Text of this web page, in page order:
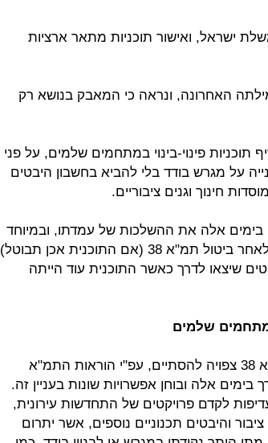
ישראל, ואישור תוכניות מתאר ארציות
את מילתה האחרונה, ונראה כי המאבק בנושא רק
פינוי-בינוי במתחמים שלמים, על פני
על מגרש בודד בלי להביא בחשבון היבטים
חינוך וגנים ציבוריים.
בימים אלה את ההשלכות של עמדתו, ובמיוחד
הוראות מעבר המסדירות את המצב לאחר ביטול תמ"א 38 (אם התוכנית אכן תבוטל)
שיצאו לדרך כאשר התוכנית עוד הייתה
שלמים
ממינהל התכנון נמסר בתגובה: "תמ"א 38 צפויה להסתיים, עפ"י הוראות התמ"א
נערך בימים אלה ובוחן אפשרויות שונות בעניין זה.
לקדם פרויקטים של התחדשות עירונית,
והיבטים תכנוניים נוספים, אשר יתרום